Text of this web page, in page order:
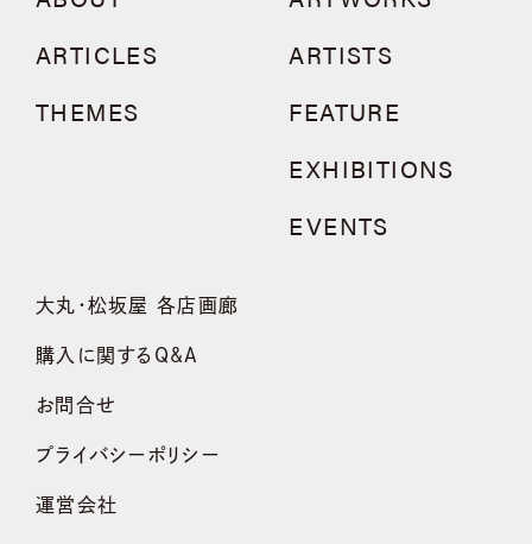
ARTICLES
THEMES
ARTISTS
FEATURE
EXHIBITIONS
EVENTS
大丸・松坂屋 各店画廊
購入に関するQ&A
お問合せ
プライバシーポリシー
運営会社